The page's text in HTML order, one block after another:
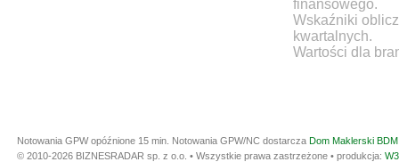
finansowego.
Wskaźniki
kwartalnych.
Wartości dla
Notowania GPW opóźnione 15 min. Notowania GPW/NC dostarcza Dom Maklerski
© 2010-2026 BIZNESRADAR sp. z o.o. • Wszystkie prawa zastrzeżone • produkcja: